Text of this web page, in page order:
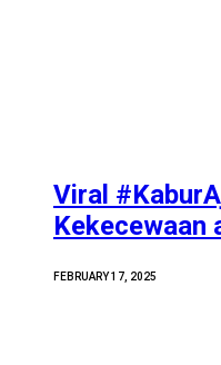
Viral
Kekecewaan
FEBRUARY 17, 2025